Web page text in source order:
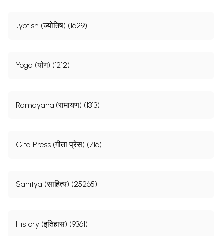
Jyotish (ज्योतिष) (1629)
Yoga (योग) (1212)
Ramayana (रामायण) (1313)
Gita Press (गीता प्रेस) (716)
Sahitya (साहित्य) (25265)
History (इतिहास) (9361)